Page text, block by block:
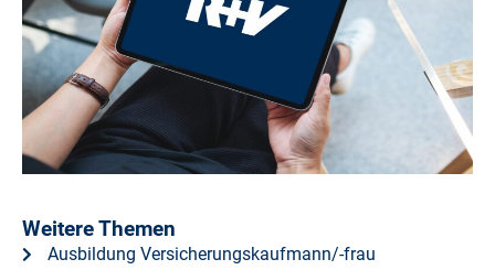
Weitere Themen
Ausbildung Versicherungskaufmann/-frau